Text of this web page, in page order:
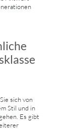
sich von
Stil und in
Es gibt